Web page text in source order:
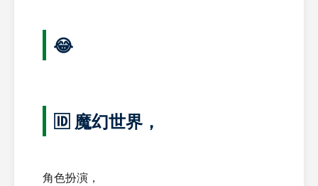
😂
🆔 魔幻世界，
角色扮演，